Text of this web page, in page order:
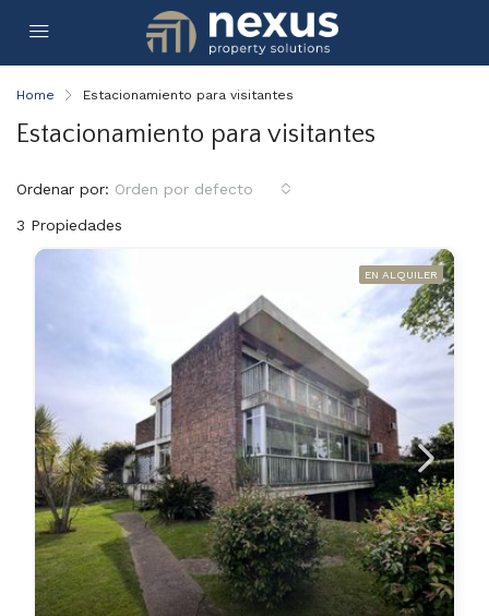
Home Estacionamiento para visitantes
Estacionamiento para visitantes
3 Propiedades
Ordenar por: Orden por defecto
EN ALQUILER